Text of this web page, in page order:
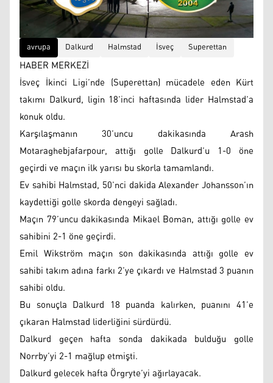
avrupa Dalkurd Halmstad İsveç Superettan
HABER MERKEZİ
İsveç İkinci Ligi’nde (Superettan) mücadele eden Kürt
takımı Dalkurd, ligin 18’inci haftasında lider Halmstad’a
konuk oldu.
Karşılaşmanın 30’uncu dakikasında Arash
Motaraghebjafarpour, attığı golle Dalkurd’u 1-0 öne
geçirdi ve maçın ilk yarısı bu skorla tamamlandı.
Ev sahibi Halmstad, 50’nci dakida Alexander Johansson’ın
kaydettiği golle skorda dengeyi sağladı.
Maçın 79’uncu dakikasında Mikael Boman, attığı golle ev
sahibini 2-1 öne geçirdi.
Emil Wikström maçın son dakikasında attığı golle ev
sahibi takım adına farkı 2’ye çıkardı ve Halmstad 3 puanın
sahibi oldu.
Bu sonuçla Dalkurd 18 puanda kalırken, puanını 41’e
çıkaran Halmstad liderliğini sürdürdü.
Dalkurd geçen hafta sonda dakikada bulduğu golle
Norrby’yi 2-1 mağlup etmişti.
Dalkurd gelecek hafta Örgryte’yi ağırlayacak.